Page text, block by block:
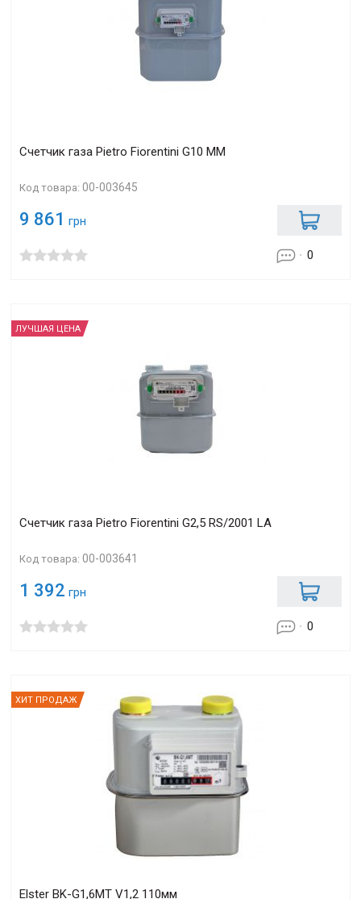
Счетчик газа Pietro Fiorentini G10 MM
Код товара:00-003645
9 861 грн
0
ЛУЧШАЯ ЦЕНА
Счетчик газа Pietro Fiorentini G2,5 RS/2001 LA
Код товара:00-003641
1 392 грн
0
ХИТ ПРОДАЖ
Elster BK-G1,6МТ V1,2 110мм